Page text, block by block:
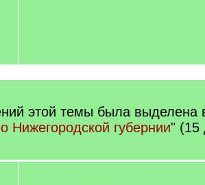
этой темы была выделена
Нижегородской губернии" (15